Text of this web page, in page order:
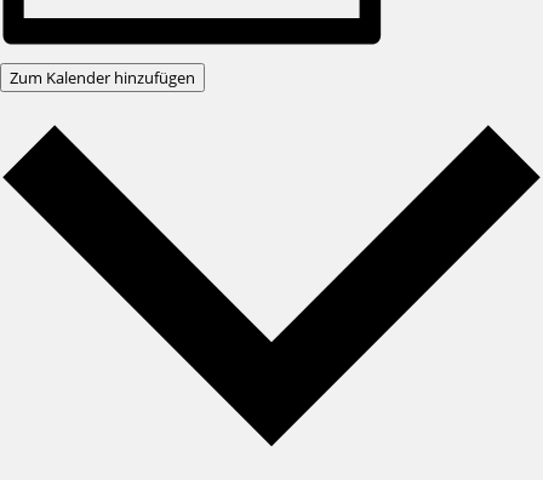
Zum Kalender hinzufügen